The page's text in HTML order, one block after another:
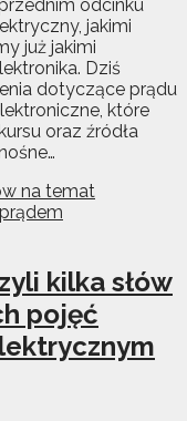
odcinku
jakimi
już jakimi
Dziś
dotyczące prądu
które
oraz źródła
kilka słów
pojęć